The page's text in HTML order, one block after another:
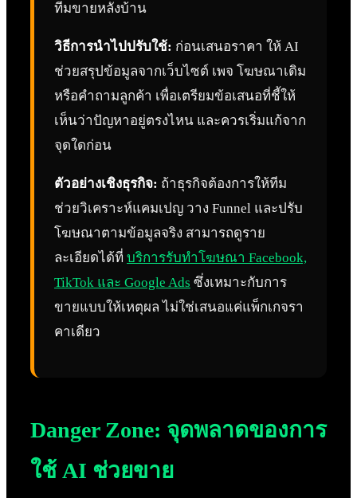
ทีมขายหลังบ้าน
วิธีการนำไปปรับใช้: ก่อนเสนอราคา ให้ AI
ช่วยสรุปข้อมูลจากเว็บไซต์ เพจ โฆษณาเดิม
หรือคำถามลูกค้า เพื่อเตรียมข้อเสนอที่ชี้ให้
เห็นว่าปัญหาอยู่ตรงไหน และควรเริ่มแก้จาก
จุดใดก่อน
ตัวอย่างเชิงธุรกิจ: ถ้าธุรกิจต้องการให้ทีม
ช่วยวิเคราะห์แคมเปญ วาง Funnel และปรับ
โฆษณาตามข้อมูลจริง สามารถดูราย
ละเอียดได้ที่ บริการรับทำโฆษณา Facebook,
TikTok และ Google Ads ซึ่งเหมาะกับการ
ขายแบบให้เหตุผล ไม่ใช่เสนอแค่แพ็กเกจรา
คาเดียว
Danger Zone: จุดพลาดของการ
ใช้ AI ช่วยขาย